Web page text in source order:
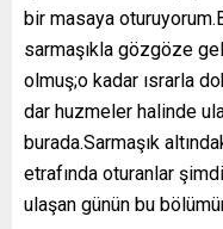
bir masaya
sarmaşıkla gözgöze
olmuş;o kadar ısrarla
dar huzmeler halinde
burada.Sarmaşık
etrafında oturanlar
ulaşan günün bu